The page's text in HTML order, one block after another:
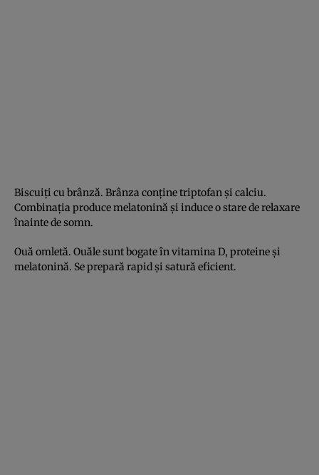
Biscuiți cu brânză. Brânza conține triptofan și calciu.
Combinația produce melatonină și induce o stare de relaxare
înainte de somn.
Ouă omletă. Ouăle sunt bogate în vitamina D, proteine și
melatonină. Se prepară rapid și satură eficient.